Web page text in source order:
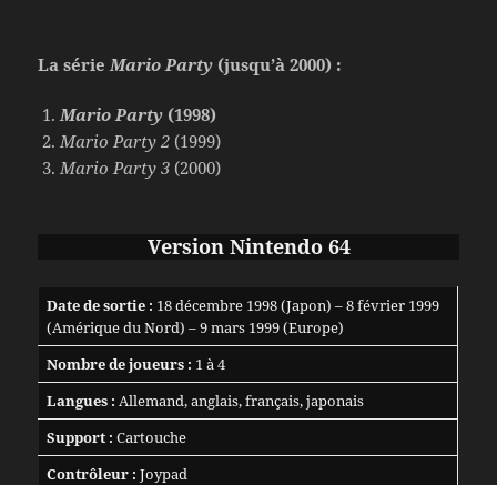
La série Mario Party (jusqu’à 2000) :
Mario Party (1998)
Mario Party 2 (1999)
Mario Party 3 (2000)
Version Nintendo 64
Date de sortie : 18 décembre 1998 (Japon) – 8 février 1999
(Amérique du Nord) – 9 mars 1999 (Europe)
Nombre de joueurs : 1 à 4
Langues : Allemand, anglais, français, japonais
Support : Cartouche
Contrôleur : Joypad